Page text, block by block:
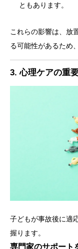
ともあります。
これらの影響は、放
る可能性があるため
3. 心理ケアの重
子どもが事故後に適
握ります。
専門家のサポート